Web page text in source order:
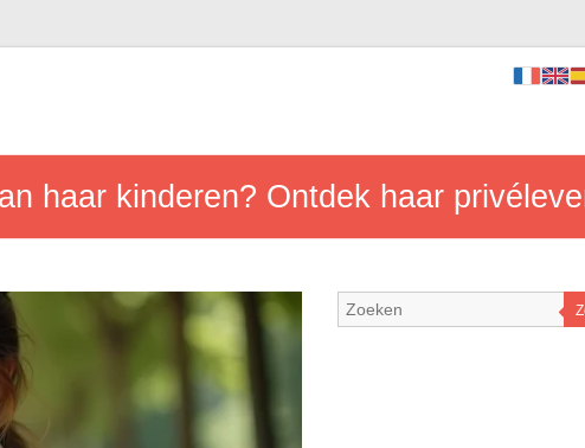
haar kinderen? Ontdek haar